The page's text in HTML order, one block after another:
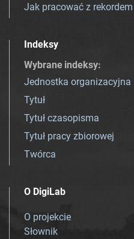
Jak pracować z rekordem
Indeksy
Wybrane indeksy:
Jednostka organizacyjna
Tytuł
Tytuł czasopisma
Tytuł pracy zbiorowej
Twórca
O DigiLab
O projekcie
Słownik